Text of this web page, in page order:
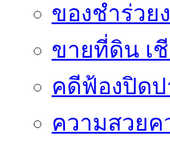
ของชำร่วย
ขายที่ดิน เ
คดีฟ้องปิดป
ความสวยค